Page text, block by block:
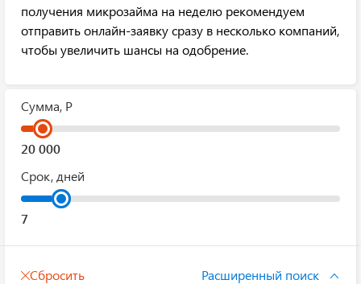
получения микрозайма на неделю рекомендуем
отправить онлайн-заявку сразу в несколько компаний,
чтобы увеличить шансы на одобрение.
Сумма, Р
Срок, дней
Сбросить Расширенный поиск